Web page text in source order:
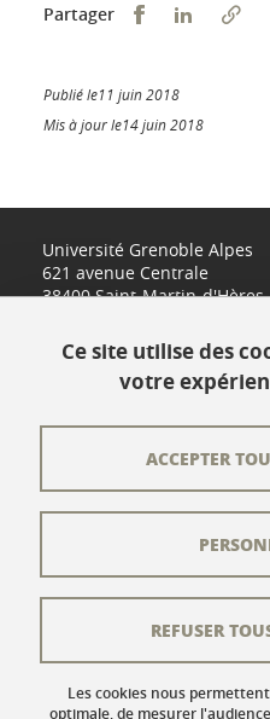
Partager Partager sur
Publié le11 juin 2018
Mis à jour le14 juin 2018
Université Grenoble Alpes
621 avenue Centrale
38400 Saint-Martin-d'Hères
L'équipe éditoriale
Crédits
Mentions légales
Données personnelles
Ce site utilise des
votre
Les cookies nous
optimale, de mesurer
ACCEPTER
REFUSER